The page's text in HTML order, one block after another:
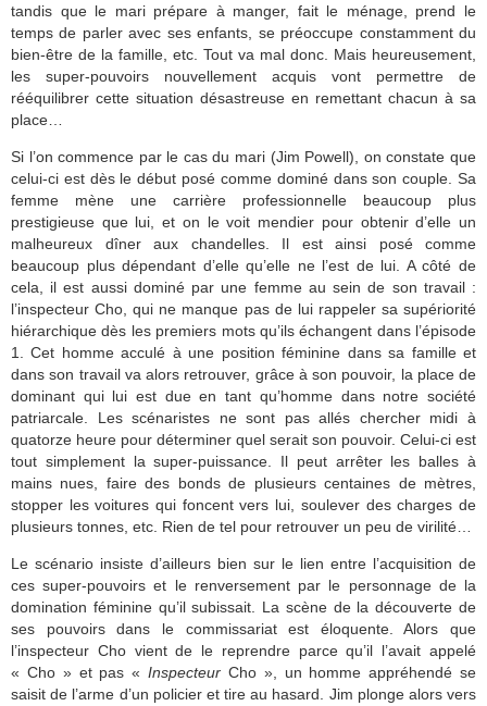
tandis que le mari prépare à manger, fait le ménage, prend le
temps de parler avec ses enfants, se préoccupe constamment du
bien-être de la famille, etc. Tout va mal donc. Mais heureusement,
les super-pouvoirs nouvellement acquis vont permettre de
rééquilibrer cette situation désastreuse en remettant chacun à sa
place…
Si l’on commence par le cas du mari (Jim Powell), on constate que
celui-ci est dès le début posé comme dominé dans son couple. Sa
femme mène une carrière professionnelle beaucoup plus
prestigieuse que lui, et on le voit mendier pour obtenir d’elle un
malheureux dîner aux chandelles. Il est ainsi posé comme
beaucoup plus dépendant d’elle qu’elle ne l’est de lui. A côté de
cela, il est aussi dominé par une femme au sein de son travail :
l’inspecteur Cho, qui ne manque pas de lui rappeler sa supériorité
hiérarchique dès les premiers mots qu’ils échangent dans l’épisode
1. Cet homme acculé à une position féminine dans sa famille et
dans son travail va alors retrouver, grâce à son pouvoir, la place de
dominant qui lui est due en tant qu’homme dans notre société
patriarcale. Les scénaristes ne sont pas allés chercher midi à
quatorze heure pour déterminer quel serait son pouvoir. Celui-ci est
tout simplement la super-puissance. Il peut arrêter les balles à
mains nues, faire des bonds de plusieurs centaines de mètres,
stopper les voitures qui foncent vers lui, soulever des charges de
plusieurs tonnes, etc. Rien de tel pour retrouver un peu de virilité…
Le scénario insiste d’ailleurs bien sur le lien entre l’acquisition de
ces super-pouvoirs et le renversement par le personnage de la
domination féminine qu’il subissait. La scène de la découverte de
ses pouvoirs dans le commissariat est éloquente. Alors que
l’inspecteur Cho vient de le reprendre parce qu’il l’avait appelé
« Cho » et pas « Inspecteur Cho », un homme appréhendé se
saisit de l’arme d’un policier et tire au hasard. Jim plonge alors vers